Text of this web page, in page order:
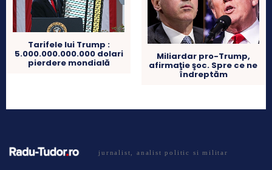
Tarifele lui Trump :
5.000.000.000.000 dolari
pierdere mondială
Miliardar pro-Trump,
afirmaţie şoc. Spre ce ne
îndreptăm
jurnalist, analist politic si militar